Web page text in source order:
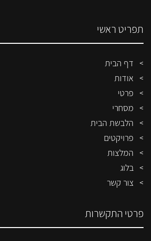
תפריט ראשי
דף הבית
אודות
פרטי
מסחרי
הלבשת הבית
פרויקטים
המלצות
בלוג
צור קשר
פרטי התקשרות